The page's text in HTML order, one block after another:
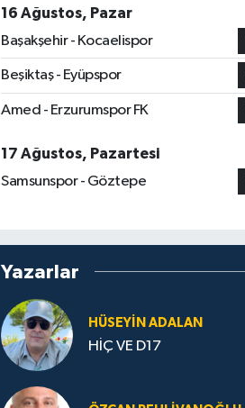
16 Ağustos, Pazar
Başakşehir - Kocaelispor
Beşiktaş - Eyüpspor
Amed - Erzurumspor FK
17 Ağustos, Pazartesi
Samsunspor - Göztepe
Yazarlar
HÜSEYIN ADALAN
HİÇ VE D17